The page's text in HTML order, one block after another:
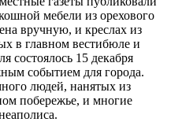
мебели из орехового
вручную, и креслах из
в главном вестибюле и
состоялось 15 декабря
событием для города.
людей, нанятых из
побережье, и многие